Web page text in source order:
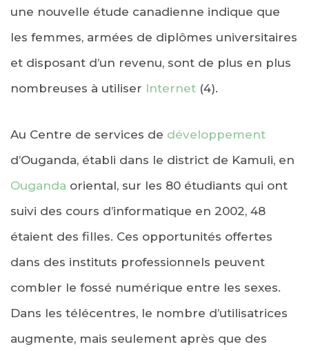
une nouvelle étude canadienne indique que
les femmes, armées de diplômes universitaires
et disposant d’un revenu, sont de plus en plus
nombreuses à utiliser Internet (4).
Au Centre de services de développement
d’Ouganda, établi dans le district de Kamuli, en
Ouganda oriental, sur les 80 étudiants qui ont
suivi des cours d’informatique en 2002, 48
étaient des filles. Ces opportunités offertes
dans des instituts professionnels peuvent
combler le fossé numérique entre les sexes.
Dans les télécentres, le nombre d’utilisatrices
augmente, mais seulement après que des